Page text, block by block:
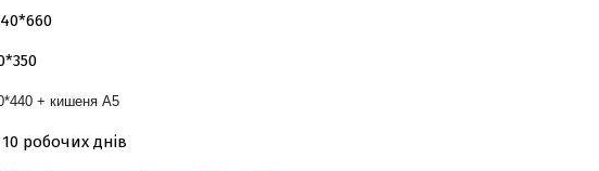
+ кишеня А5
робочих днів